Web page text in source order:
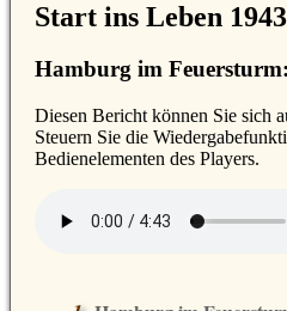
Start ins Leben 1943
Hamburg im Feuersturm:
Diesen Bericht können Sie sich
Steuern Sie die
Bedienelementen des Players.